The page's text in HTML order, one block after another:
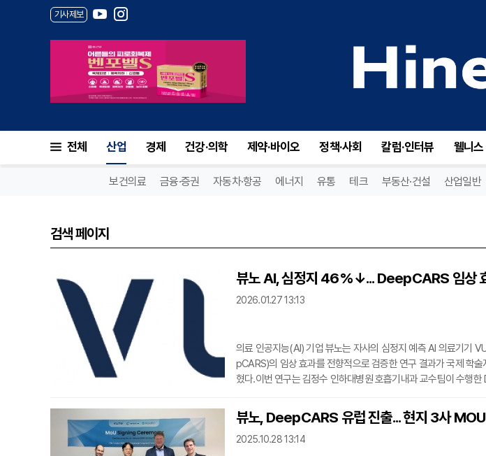
기사제보
전체 산업 경제 건강·의학 제약·바이오 정책·사회 칼럼·인터뷰 웰니스
보건의료 금융·증권 자동차·항공 에너지 유통 테크 부동산·건설 산업일반
검색 페이지
뷰노 AI, 심정지 46%↓... DeepCARS 임상
2026.01.27 13:13
의료 인공지능(AI) 기업 뷰노는 자사의 심정지 예측 AI 의료기
pCARS)의 임상 효과를 전향적으로 검증한 연구 결과가 국제 학
혔다.이번 연구는 김정수 인하대병원 호흡기내과 교수팀이 수행
기존 연구와 달리 환자의 직접적 임상 결과까지 분석했다.연구는
대상으로 진행됐다. DeepCARS는 4가지 활력징후 데이터를 기
알람 형태로 제공하며, 의료진
뷰노, DeepCARS 유럽 진출... 현지 3사
2025.10.28 13:14